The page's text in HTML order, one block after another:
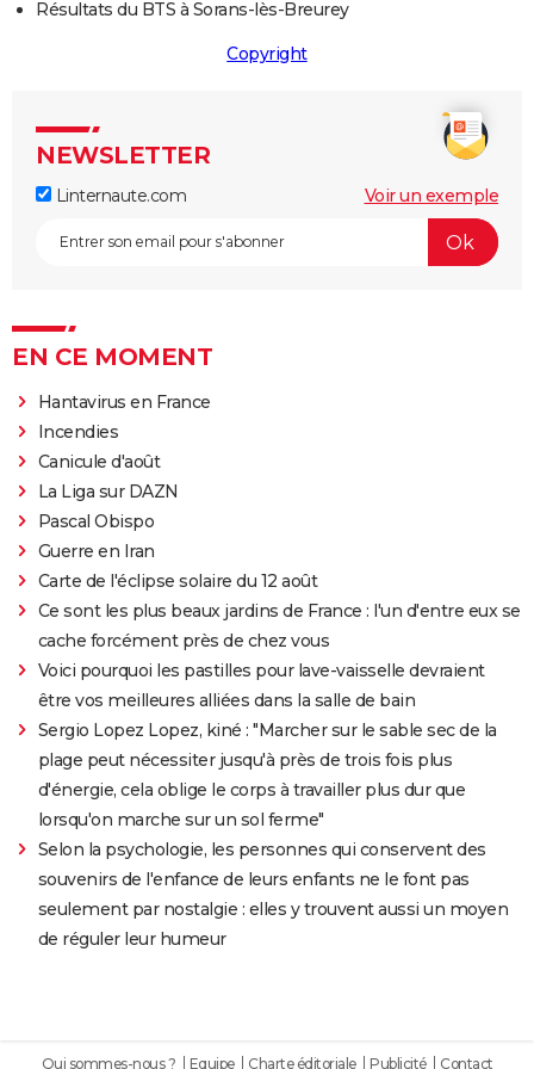
Résultats du BTS à Sorans-lès-Breurey
Copyright
NEWSLETTER
Linternaute.com Voir un exemple
EN CE MOMENT
Hantavirus en France
Incendies
Canicule d'août
La Liga sur DAZN
Pascal Obispo
Guerre en Iran
Carte de l'éclipse solaire du 12 août
Ce sont les plus beaux jardins de France : l'un d'entre eux se
cache forcément près de chez vous
Voici pourquoi les pastilles pour lave-vaisselle devraient
être vos meilleures alliées dans la salle de bain
Sergio Lopez Lopez, kiné : "Marcher sur le sable sec de la
plage peut nécessiter jusqu'à près de trois fois plus
d'énergie, cela oblige le corps à travailler plus dur que
lorsqu'on marche sur un sol ferme"
Selon la psychologie, les personnes qui conservent des
souvenirs de l'enfance de leurs enfants ne le font pas
seulement par nostalgie : elles y trouvent aussi un moyen
de réguler leur humeur
Qui sommes-nous ? Equipe Charte éditoriale Publicité Contact